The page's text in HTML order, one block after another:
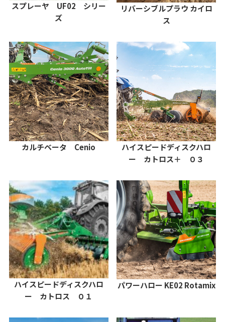
スプレーヤ UF02 シリー
ズ
リバーシブルプラウ カイロ
ス
カルチベータ Cenio
ハイスピードディスクハロ
ー カトロス＋ ０３
ハイスピードディスクハロ
ー カトロス ０１
パワーハロー KE02 Rotamix